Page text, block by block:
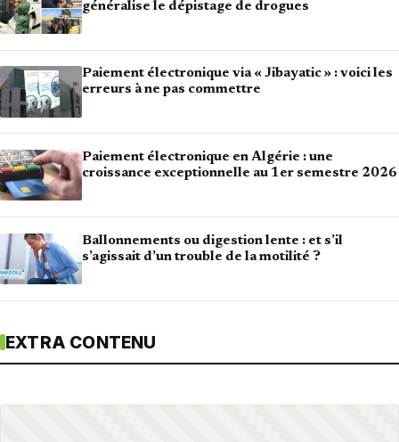
généralise le dépistage de drogues
Paiement électronique via « Jibayatic » : voici les
erreurs à ne pas commettre
Paiement électronique en Algérie : une
croissance exceptionnelle au 1er semestre 2026
Ballonnements ou digestion lente : et s’il
s’agissait d’un trouble de la motilité ?
EXTRA CONTENU